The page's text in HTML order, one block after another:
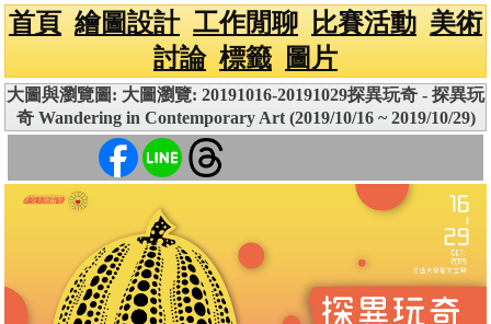
首頁 繪圖設計 工作閒聊 比賽活動 美術
討論 標籤 圖片
大圖與瀏覽圖: 大圖瀏覽: 20191016-20191029探異玩奇 - 探異玩
奇 Wandering in Contemporary Art (2019/10/16 ~ 2019/10/29)